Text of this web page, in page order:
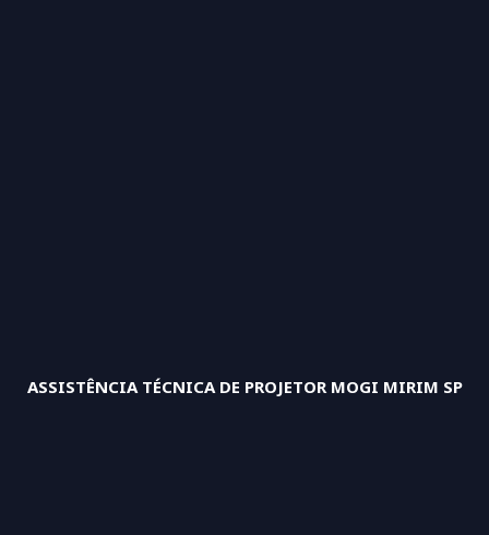
ASSISTÊNCIA TÉCNICA DE PROJETOR MOGI MIRIM SP